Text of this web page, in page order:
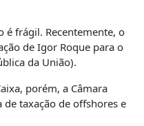
é frágil. Recentemente, o
de Igor Roque para o
da União).
porém, a Câmara
taxação de offshores e